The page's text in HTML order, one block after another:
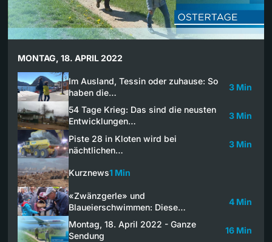
MONTAG, 18. APRIL 2022
Im Ausland, Tessin oder zuhause: So
haben die…
3 Min
54 Tage Krieg: Das sind die neusten
Entwicklungen…
3 Min
Piste 28 in Kloten wird bei
nächtlichen…
3 Min
Kurznews1 Min
«Zwänzgerle» und
Blaueierschwimmen: Diese…
4 Min
Montag, 18. April 2022 - Ganze
Sendung
16 Min